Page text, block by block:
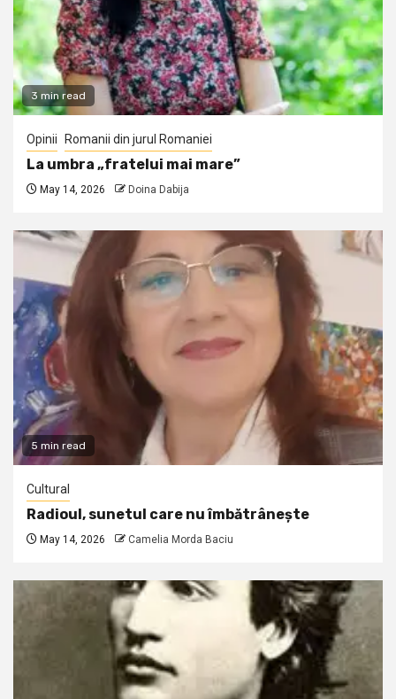
3 min read
Opinii Romanii din jurul Romaniei
La umbra „fratelui mai mare”
May 14, 2026 Doina Dabija
5 min read
Cultural
Radioul, sunetul care nu îmbătrânește
May 14, 2026 Camelia Morda Baciu